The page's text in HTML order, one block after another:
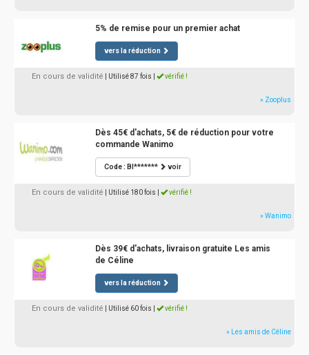
5% de remise pour un premier achat
vers la réduction
En cours de validité | Utilisé 87 fois vérifié !
» Zooplus
Dès 45€ d'achats, 5€ de réduction pour votre
commande Wanimo
Code : BI******* voir
En cours de validité | Utilisé 180 fois vérifié !
» Wanimo
Dès 39€ d'achats, livraison gratuite Les amis
de Céline
vers la réduction
En cours de validité | Utilisé 60 fois vérifié !
» Les amis de Céline